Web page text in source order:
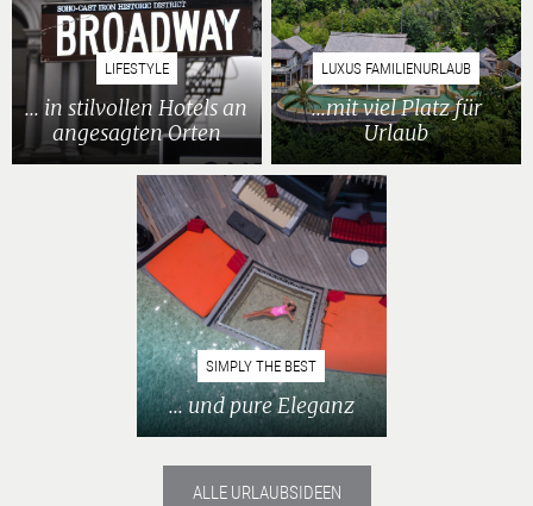
LIFESTYLE
... in stilvollen Hotels an
angesagten Orten
LUXUS FAMILIENURLAUB
...mit viel Platz für
Urlaub
SIMPLY THE BEST
... und pure Eleganz
ALLE URLAUBSIDEEN